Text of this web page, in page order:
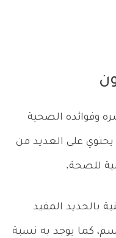
وفوائده الصحية
على العديد من
للصحة.
بالحديد المفيد
كما يوجد به نسبة